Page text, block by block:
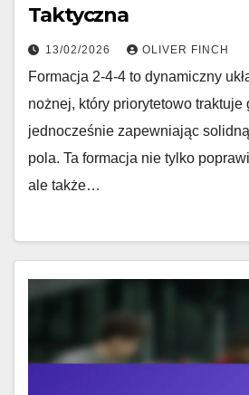
Taktyczna
13/02/2026 OLIVER FINCH
Formacja 2-4-4 to dynamiczny
nożnej, który priorytetowo traktuje
jednocześnie zapewniając
pola. Ta formacja nie tylko
ale także…